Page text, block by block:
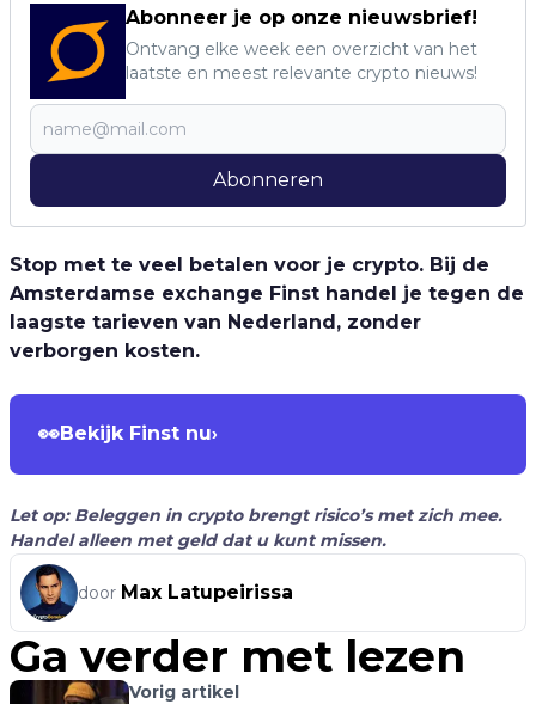
Abonneer je op onze nieuwsbrief!
Ontvang elke week een overzicht van het
laatste en meest relevante crypto nieuws!
Abonneren
Stop met te veel betalen voor je crypto. Bij de
Amsterdamse exchange Finst handel je tegen de
laagste tarieven van Nederland, zonder
verborgen kosten.
👀Bekijk Finst nu›
Let op: Beleggen in crypto brengt risico’s met zich mee.
Handel alleen met geld dat u kunt missen.
door Max Latupeirissa
Ga verder met lezen
Vorig artikel